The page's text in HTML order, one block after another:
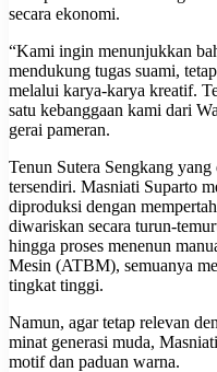
secara ekonomi.
“Kami ingin menunjukkan
mendukung tugas suami,
melalui karya-karya kreatif.
satu kebanggaan kami dari
gerai pameran.
Tenun Sutera Sengkang
tersendiri. Masniati Suparto
diproduksi dengan
diwariskan secara turun-
hingga proses menenun
Mesin (ATBM), semuanya
tingkat tinggi.
Namun, agar tetap relevan
minat generasi muda,
motif dan paduan warna.